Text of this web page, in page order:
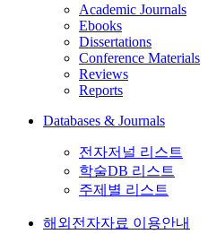
Academic Journals
Ebooks
Dissertations
Conference Materials
Reviews
Reports
Databases & Journals
전자저널 리스트
학술DB 리스트
주제별 리스트
해외전자자료 이용안내